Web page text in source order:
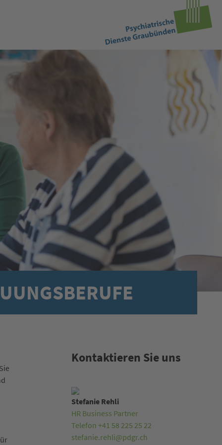
Kontaktieren Sie uns
Stefanie Rehli
HR Business Partner
Telefon +41 58 225 25 22
stefanie.rehli@pdgr.ch